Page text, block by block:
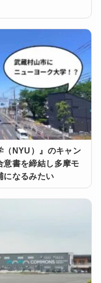
（NYU）』のキャン
意書を締結し多摩モ
になるみたい